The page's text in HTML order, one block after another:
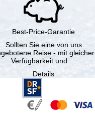
Best-Price-Garantie
Sollten Sie eine von uns
Reise - mit gleicher
Verfügbarkeit und …
Details